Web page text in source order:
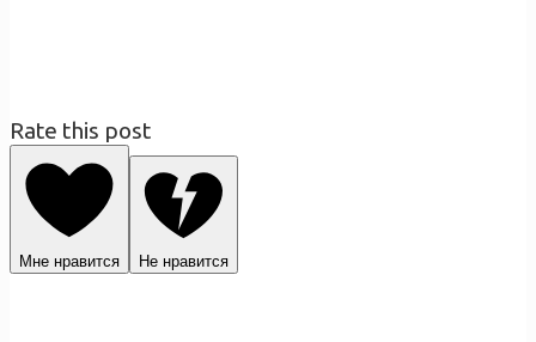
Rate this post
Мне нравится Не нравится